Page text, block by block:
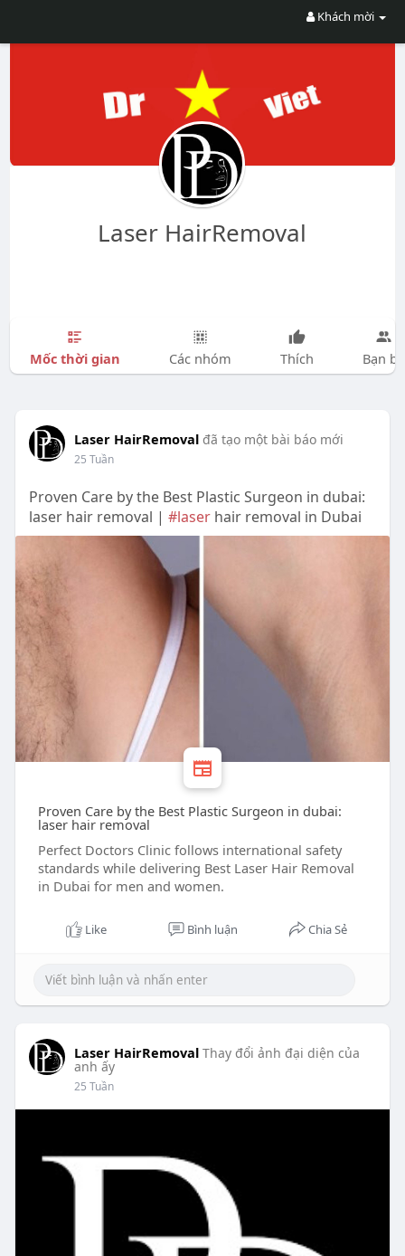
Khách mời
Laser HairRemoval
Mốc thời gian Các nhóm Thích Bạn bè
Laser HairRemoval đã tạo một bài báo mới
25 Tuần
Proven Care by the Best Plastic Surgeon in dubai:
laser hair removal | #laserhair removal in Dubai
Proven Care by the Best Plastic Surgeon in dubai:
laser hair removal
Perfect Doctors Clinic follows international safety
standards while delivering Best Laser Hair Removal
in Dubai for men and women.
Like Bình luận Chia Sẻ
Laser HairRemoval Thay đổi ảnh đại diện của
anh ấy
25 Tuần